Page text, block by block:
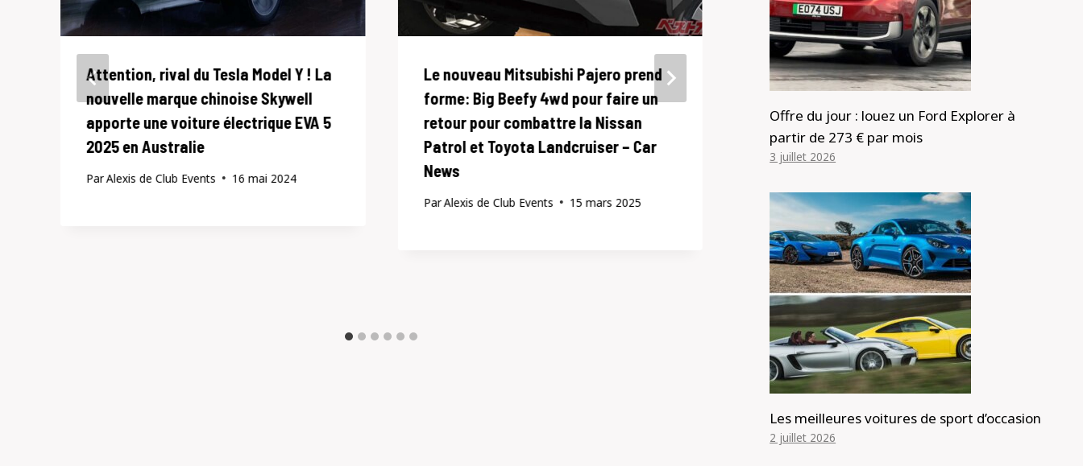
Attention, rival du Tesla Model Y ! La
nouvelle marque chinoise Skywell
apporte une voiture électrique EVA 5
2025 en Australie
ParAlexis de Club Events 16 mai 2024
Le nouveau Mitsubishi Pajero prend
forme: Big Beefy 4wd pour faire un
retour pour combattre la Nissan
Patrol et Toyota Landcruiser – Car
News
ParAlexis de Club Events 15 mars 2025
Une nouvelle voiture électrique de
Tesla Model Y, du Porsche Macan et
de la BMW iX3 prend forme sous la
forme de l'Audi Q6 e-tron Sportback
2026 – Car News
ParAlexis de Club Events 14 octobre 2024
Offre du jour : louez un Ford Explorer à
partir de 273 € par mois
3 juillet 2026
Les meilleures voitures de sport d’occasion
2 juillet 2026